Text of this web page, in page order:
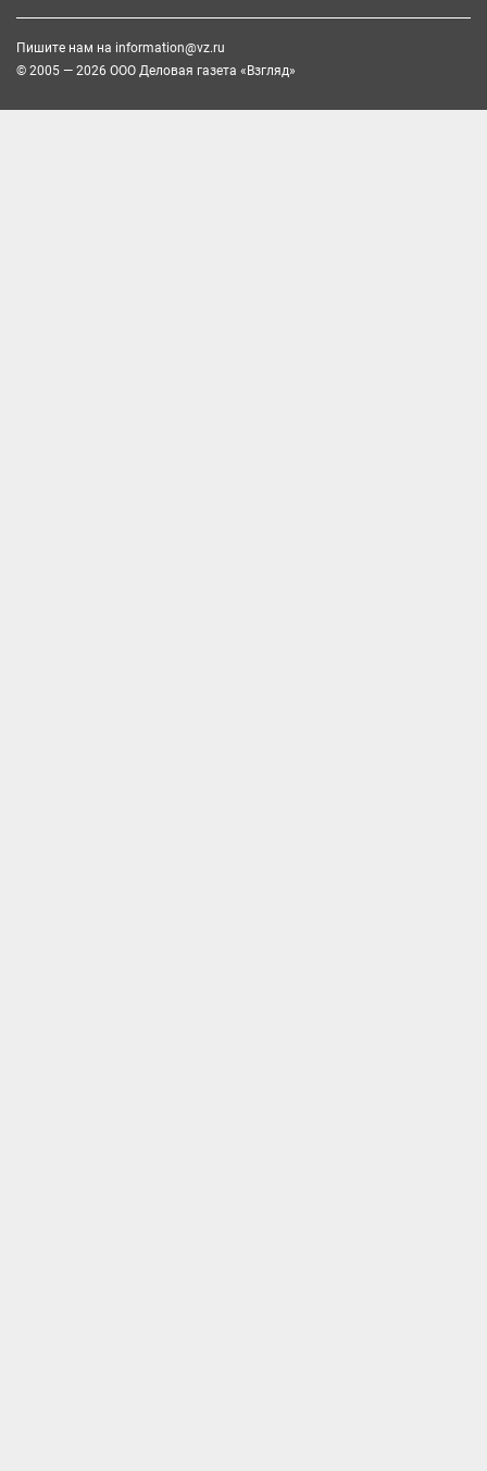
Пишите нам на information@vz.ru
© 2005 — 2026 ООО Деловая газета «Взгляд»